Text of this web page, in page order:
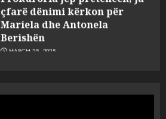
çfarë dënimi kërkon për
Mariela dhe Antonela
Berishën
MARCH 25, 2025